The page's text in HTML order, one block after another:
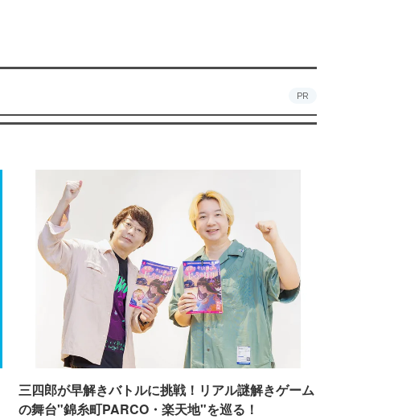
PR
三四郎が早解きバトルに挑戦！リアル謎解きゲーム
の舞台"錦糸町PARCO・楽天地"を巡る！